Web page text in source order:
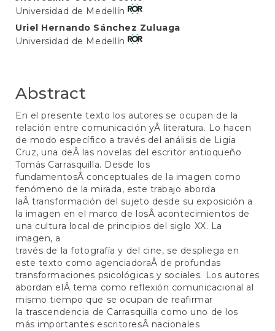
Article
Content
Universidad de Medellín
Uriel Hernando Sánchez Zuluaga
Universidad de Medellín
Abstract
En el presente texto los autores se ocupan de la
relación entre comunicación yÂ literatura. Lo hacen
de modo específico a través del análisis de Ligia
Cruz, una deÂ las novelas del escritor antioqueño
Tomás Carrasquilla. Desde los
fundamentosÂ conceptuales de la imagen como
fenómeno de la mirada, este trabajo aborda
laÂ transformación del sujeto desde su exposición a
la imagen en el marco de losÂ acontecimientos de
una cultura local de principios del siglo XX. La
imagen, a
través de la fotografía y del cine, se despliega en
este texto como agenciadoraÂ de profundas
transformaciones psicológicas y sociales. Los autores
abordan elÂ tema como reflexión comunicacional al
mismo tiempo que se ocupan de reafirmar
la trascendencia de Carrasquilla como uno de los
más importantes escritoresÂ nacionales